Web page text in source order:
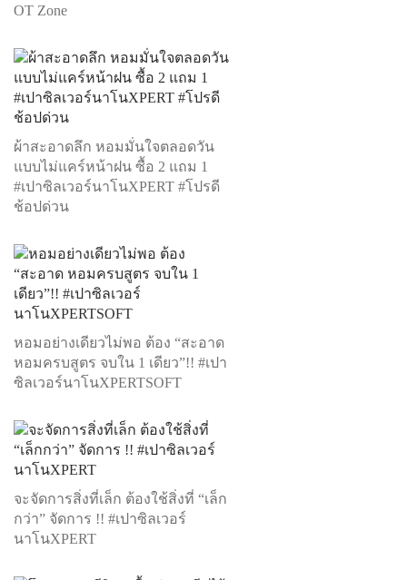
OT Zone
ผ้าสะอาดลึก หอมมั่นใจตลอดวัน
แบบไม่แคร์หน้าฝน ซื้อ 2 แถม 1
#เปาซิลเวอร์นาโนXPERT #โปรดี
ช้อปด่วน
หอมอย่างเดียวไม่พอ ต้อง “สะอาด
หอมครบสูตร จบใน 1 เดียว”!! #เปา
ซิลเวอร์นาโนXPERTSOFT
จะจัดการสิ่งที่เล็ก ต้องใช้สิ่งที่ “เล็ก
กว่า” จัดการ !! #เปาซิลเวอร์
นาโนXPERT